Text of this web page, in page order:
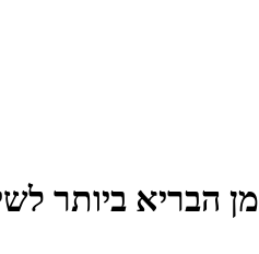
הבריא ביותר